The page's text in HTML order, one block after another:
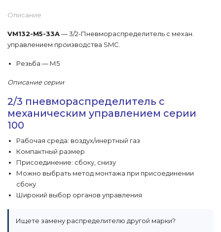
Описание
VM132-M5-33A— 3/2-Пневмораспределитель с механ.
управлением производства SMC.
Резьба — М5
Описание серии
2/3 пневмораспределитель с
механическим управлением серии
100
Рабочая среда: воздух/инертный газ
Компактный размер
Присоединение: сбоку, снизу
Можно выбрать метод монтажа при присоединении
сбоку
Широкий выбор органов управления
Ищете замену распределителю другой марки?